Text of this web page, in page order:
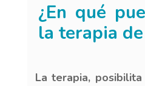
¿En qué
la terapia
La terapia,